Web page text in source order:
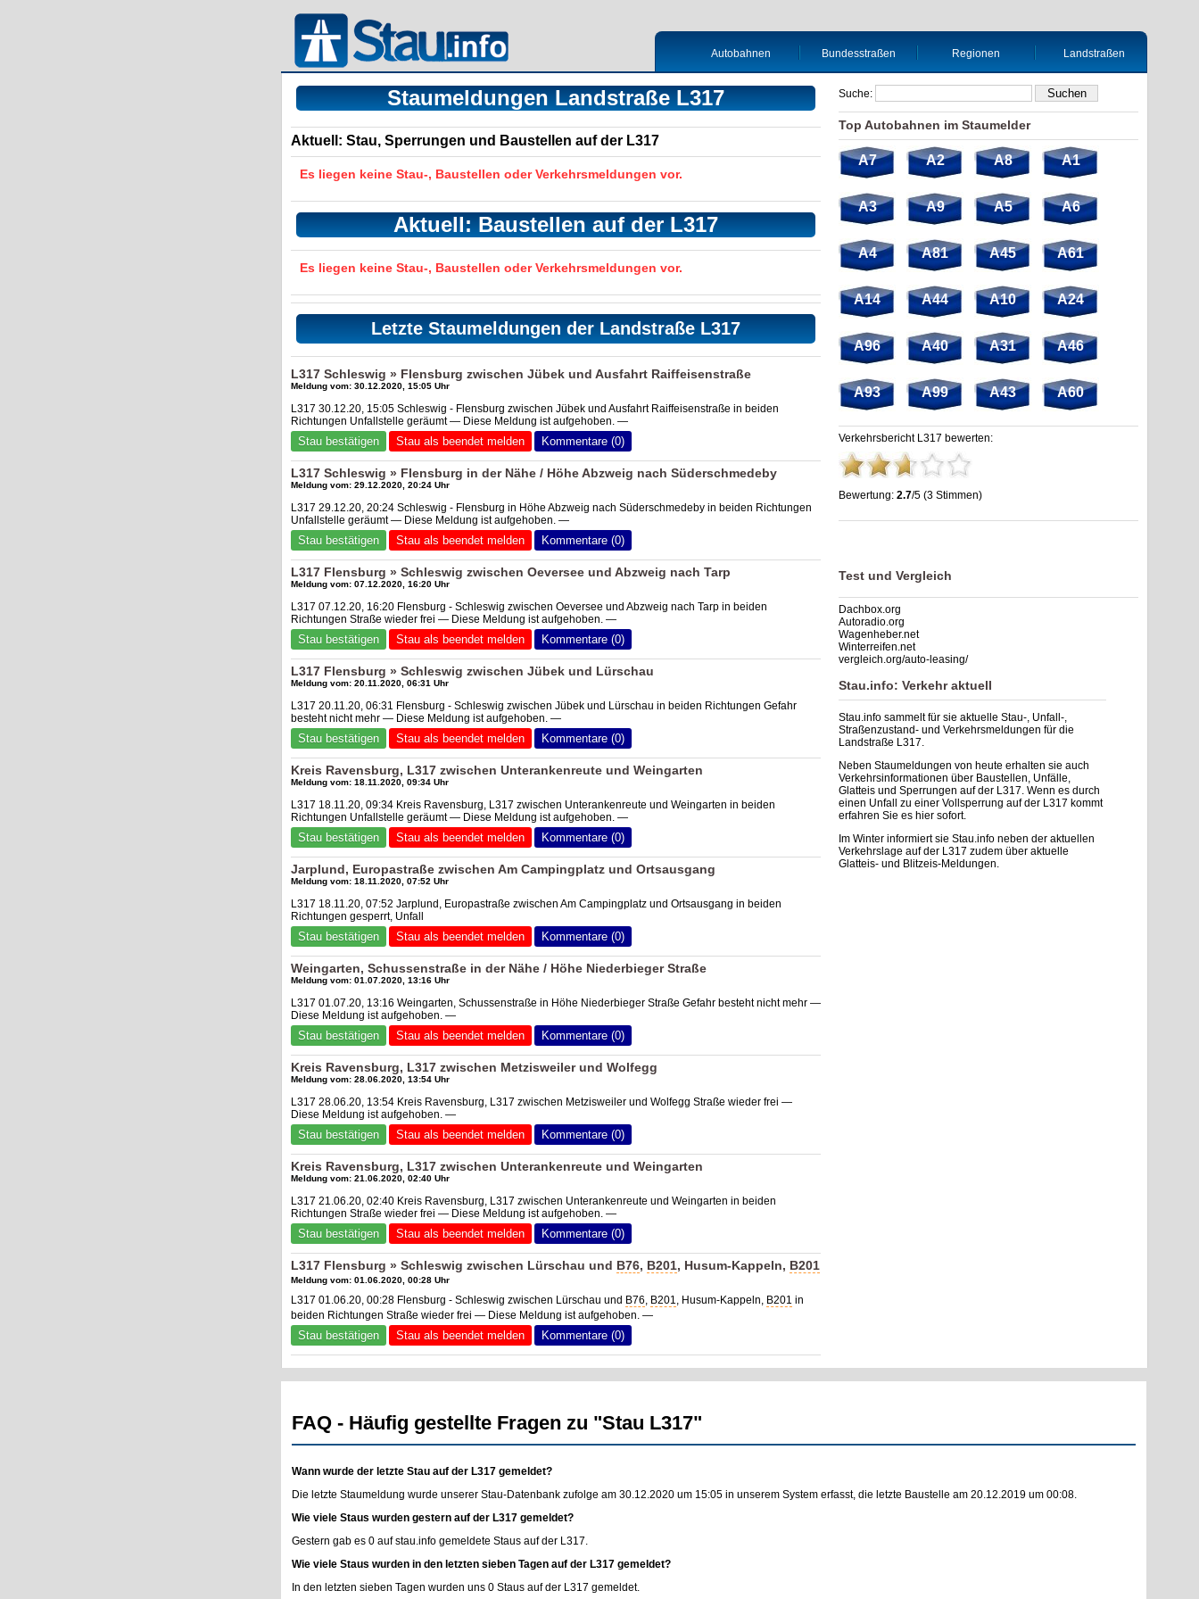
Autobahnen Bundesstraßen Regionen Landstraßen
Staumeldungen Landstraße L317
Aktuell: Stau, Sperrungen und Baustellen auf der L317
Es liegen keine Stau-, Baustellen oder Verkehrsmeldungen vor.
Aktuell: Baustellen auf der L317
Es liegen keine Stau-, Baustellen oder Verkehrsmeldungen vor.
Letzte Staumeldungen der Landstraße L317
L317 Schleswig » Flensburg zwischen Jübek und Ausfahrt Raiffeisenstraße
Meldung vom: 30.12.2020, 15:05 Uhr
L317 30.12.20, 15:05 Schleswig - Flensburg zwischen Jübek und Ausfahrt Raiffeisenstraße in beiden
Richtungen Unfallstelle geräumt — Diese Meldung ist aufgehoben. —
Stau bestätigen Stau als beendet melden Kommentare (0)
L317 Schleswig » Flensburg in der Nähe / Höhe Abzweig nach Süderschmedeby
Meldung vom: 29.12.2020, 20:24 Uhr
L317 29.12.20, 20:24 Schleswig - Flensburg in Höhe Abzweig nach Süderschmedeby in beiden Richtungen
Unfallstelle geräumt — Diese Meldung ist aufgehoben. —
Stau bestätigen Stau als beendet melden Kommentare (0)
L317 Flensburg » Schleswig zwischen Oeversee und Abzweig nach Tarp
Meldung vom: 07.12.2020, 16:20 Uhr
L317 07.12.20, 16:20 Flensburg - Schleswig zwischen Oeversee und Abzweig nach Tarp in beiden
Richtungen Straße wieder frei — Diese Meldung ist aufgehoben. —
Stau bestätigen Stau als beendet melden Kommentare (0)
L317 Flensburg » Schleswig zwischen Jübek und Lürschau
Meldung vom: 20.11.2020, 06:31 Uhr
L317 20.11.20, 06:31 Flensburg - Schleswig zwischen Jübek und Lürschau in beiden Richtungen Gefahr
besteht nicht mehr — Diese Meldung ist aufgehoben. —
Stau bestätigen Stau als beendet melden Kommentare (0)
Kreis Ravensburg, L317 zwischen Unterankenreute und Weingarten
Meldung vom: 18.11.2020, 09:34 Uhr
L317 18.11.20, 09:34 Kreis Ravensburg, L317 zwischen Unterankenreute und Weingarten in beiden
Richtungen Unfallstelle geräumt — Diese Meldung ist aufgehoben. —
Stau bestätigen Stau als beendet melden Kommentare (0)
Jarplund, Europastraße zwischen Am Campingplatz und Ortsausgang
Meldung vom: 18.11.2020, 07:52 Uhr
L317 18.11.20, 07:52 Jarplund, Europastraße zwischen Am Campingplatz und Ortsausgang in beiden
Richtungen gesperrt, Unfall
Stau bestätigen Stau als beendet melden Kommentare (0)
Weingarten, Schussenstraße in der Nähe / Höhe Niederbieger Straße
Meldung vom: 01.07.2020, 13:16 Uhr
L317 01.07.20, 13:16 Weingarten, Schussenstraße in Höhe Niederbieger Straße Gefahr besteht nicht mehr —
Diese Meldung ist aufgehoben. —
Stau bestätigen Stau als beendet melden Kommentare (0)
Kreis Ravensburg, L317 zwischen Metzisweiler und Wolfegg
Meldung vom: 28.06.2020, 13:54 Uhr
L317 28.06.20, 13:54 Kreis Ravensburg, L317 zwischen Metzisweiler und Wolfegg Straße wieder frei —
Diese Meldung ist aufgehoben. —
Stau bestätigen Stau als beendet melden Kommentare (0)
Kreis Ravensburg, L317 zwischen Unterankenreute und Weingarten
Meldung vom: 21.06.2020, 02:40 Uhr
L317 21.06.20, 02:40 Kreis Ravensburg, L317 zwischen Unterankenreute und Weingarten in beiden
Richtungen Straße wieder frei — Diese Meldung ist aufgehoben. —
Stau bestätigen Stau als beendet melden Kommentare (0)
L317 Flensburg » Schleswig zwischen Lürschau und B76, B201, Husum-Kappeln, B201
Meldung vom: 01.06.2020, 00:28 Uhr
L317 01.06.20, 00:28 Flensburg - Schleswig zwischen Lürschau und B76, B201, Husum-Kappeln, B201 in
beiden Richtungen Straße wieder frei — Diese Meldung ist aufgehoben. —
Stau bestätigen Stau als beendet melden Kommentare (0)
Suche:
Top Autobahnen im Staumelder
A7 A2 A8 A1
A3 A9 A5 A6
A4 A81 A45 A61
A14 A44 A10 A24
A96 A40 A31 A46
A93 A99 A43 A60
Verkehrsbericht L317 bewerten:
Bewertung: 2.7/5 (3 Stimmen)
Stau L317: Unfälle, Sperrung & Baustellen | Staumelder L317
Test und Vergleich
Dachbox.org
Autoradio.org
Wagenheber.net
Winterreifen.net
vergleich.org/auto-leasing/
Stau.info: Verkehr aktuell
Stau.info sammelt für sie aktuelle Stau-, Unfall-,
Straßenzustand- und Verkehrsmeldungen für die
Landstraße L317.
Neben Staumeldungen von heute erhalten sie auch
Verkehrsinformationen über Baustellen, Unfälle,
Glatteis und Sperrungen auf der L317. Wenn es durch
einen Unfall zu einer Vollsperrung auf der L317 kommt
erfahren Sie es hier sofort.
Im Winter informiert sie Stau.info neben der aktuellen
Verkehrslage auf der L317 zudem über aktuelle
Glatteis- und Blitzeis-Meldungen.
FAQ - Häufig gestellte Fragen zu "Stau L317"
Wann wurde der letzte Stau auf der L317 gemeldet?
Die letzte Staumeldung wurde unserer Stau-Datenbank zufolge am 30.12.2020 um 15:05 in unserem System erfasst, die letzte Baustelle am 20.12.2019 um 00:08.
Wie viele Staus wurden gestern auf der L317 gemeldet?
Gestern gab es 0 aufstau.info gemeldete Staus auf der L317.
Wie viele Staus wurden in den letzten sieben Tagen auf der L317 gemeldet?
In den letzten sieben Tagen wurden uns 0 Staus auf der L317 gemeldet.